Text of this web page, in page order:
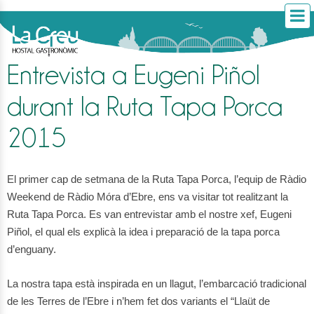
Entrevista a Eugeni Piñol
durant la Ruta Tapa Porca
2015
El primer cap de setmana de la Ruta Tapa Porca, l’equip de Ràdio
Weekend de Ràdio Móra d’Ebre, ens va visitar tot realitzant la
Ruta Tapa Porca. Es van entrevistar amb el nostre xef, Eugeni
Piñol, el qual els explicà la idea i preparació de la tapa porca
d’enguany.
La nostra tapa està inspirada en un llagut, l’embarcació tradicional
de les Terres de l’Ebre i n’hem fet dos variants el “Llaüt de